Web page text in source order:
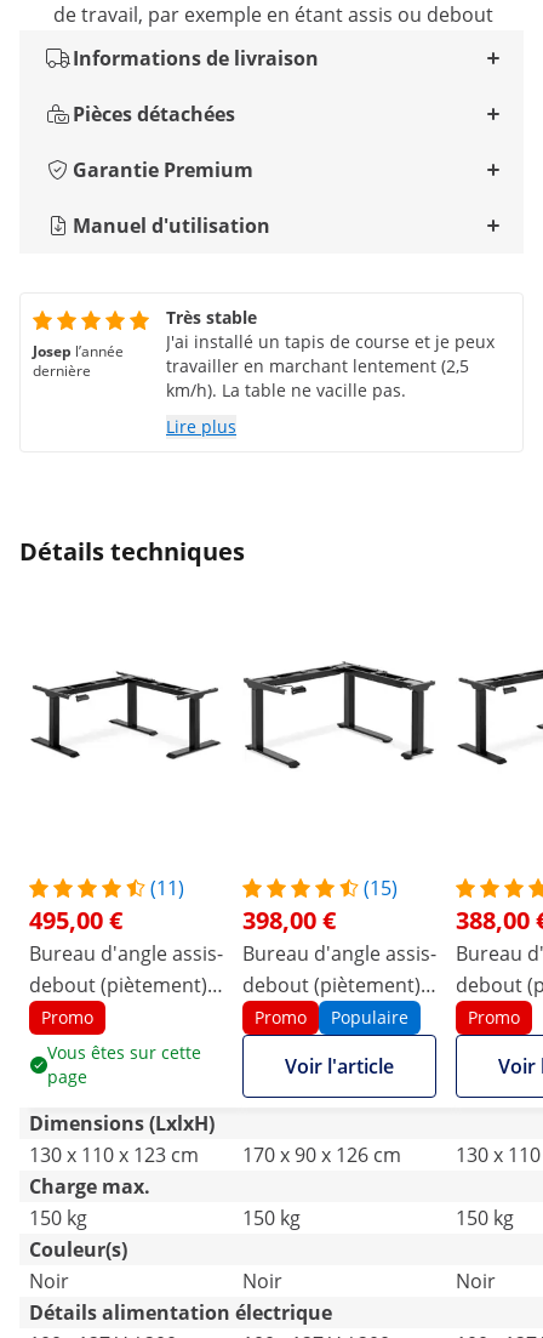
de travail, par exemple en étant assis ou debout
Informations de livraison
Pièces détachées
Garantie Premium
Manuel d'utilisation
Josep l’année
dernière
Très stable
J'ai installé un tapis de course et je peux
travailler en marchant lentement (2,5
km/h). La table ne vacille pas.
Lire plus
Détails techniques
(11)
495,00 €
Bureau d'angle assis-
debout (piètement) -
Hauteur : 58 - 123 cm
- Largeur : 90 -
150 cm (gauche) /
110 - 190 cm (droite)
- Angle : 90° - 150 kg
Promo
Vous êtes sur cette
page
(15)
398,00 €
Bureau d'angle assis-
debout (piètement) -
Hauteur : 60 - 125 cm
- Largeur : 110 -
190 cm (gauche) /
Angle : 90° - 150 kg
Promo Populaire
Voir l'article
388,00
Bureau
debout
Hauteur
- Largeur
150 cm
- Angle :
Promo
Voir
Dimensions (LxlxH)
130 x 110 x 123 cm
170 x 90 x 126 cm
130 x
Charge max.
150 kg
150 kg
150 kg
Couleur(s)
Noir
Noir
Noir
Détails alimentation électrique